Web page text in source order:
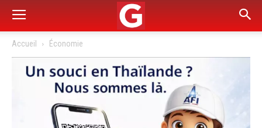
Accueil Économie